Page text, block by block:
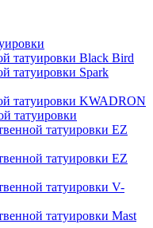
татуировки Black Bird
татуировки Spark
татуировки KWADRON
татуировки
татуировки EZ
татуировки EZ
татуировки V-
татуировки Mast